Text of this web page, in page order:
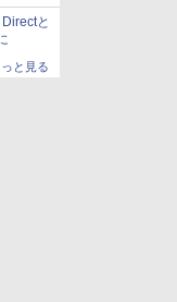
と
っと見る